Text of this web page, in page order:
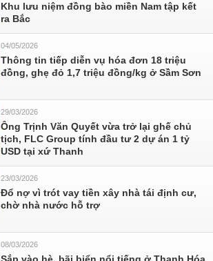
Khu lưu niệm đồng bào miền Nam tập kết
ra Bắc
04/05/2026
Thông tin tiếp diễn vụ hóa đơn 18 triệu
đồng, ghẹ đỏ 1,7 triệu đồng/kg ở Sầm Sơn
29/03/2026
Ông Trịnh Văn Quyết vừa trở lại ghế chủ
tịch, FLC Group tính đầu tư 2 dự án 1 tỷ
USD tại xứ Thanh
23/03/2026
Đổ nợ vì trót vay tiền xây nhà tái định cư,
chờ nhà nước hỗ trợ
08/03/2026